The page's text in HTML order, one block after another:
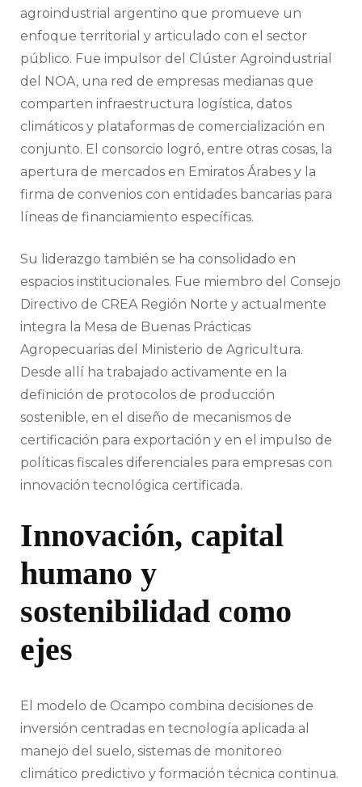
agroindustrial argentino que promueve un
enfoque territorial y articulado con el sector
público. Fue impulsor del Clúster Agroindustrial
del NOA, una red de empresas medianas que
comparten infraestructura logística, datos
climáticos y plataformas de comercialización en
conjunto. El consorcio logró, entre otras cosas, la
apertura de mercados en Emiratos Árabes y la
firma de convenios con entidades bancarias para
líneas de financiamiento específicas.
Su liderazgo también se ha consolidado en
espacios institucionales. Fue miembro del Consejo
Directivo de CREA Región Norte y actualmente
integra la Mesa de Buenas Prácticas
Agropecuarias del Ministerio de Agricultura.
Desde allí ha trabajado activamente en la
definición de protocolos de producción
sostenible, en el diseño de mecanismos de
certificación para exportación y en el impulso de
políticas fiscales diferenciales para empresas con
innovación tecnológica certificada.
Innovación, capital
humano y
sostenibilidad como
ejes
El modelo de Ocampo combina decisiones de
inversión centradas en tecnología aplicada al
manejo del suelo, sistemas de monitoreo
climático predictivo y formación técnica continua.